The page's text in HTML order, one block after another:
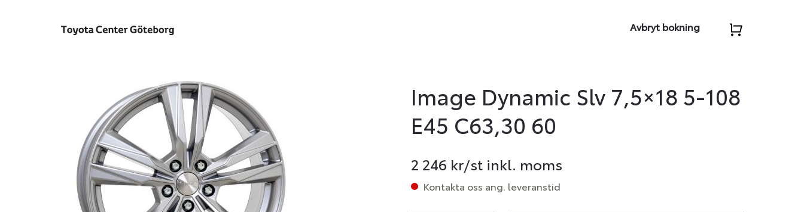
Avbryt bokning
Image Dynamic Slv 7,5×18 5-108
E45 C63,30 60
2 246 kr/st inkl. moms
Kontakta oss ang. leveranstid